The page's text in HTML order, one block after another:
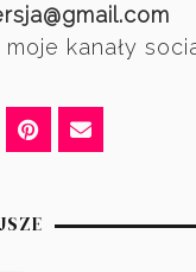
moje kanały